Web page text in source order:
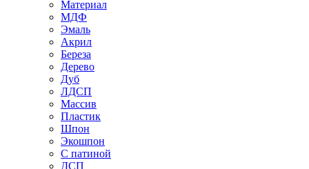
Материал
МДФ
Эмаль
Акрил
Береза
Дерево
Дуб
ЛДСП
Массив
Пластик
Шпон
Экошпон
С патиной
ДСП